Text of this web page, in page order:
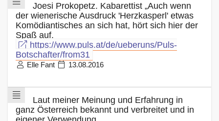
Joesi Prokopetz. Kabarettist „Auch wenn
der wienerische Ausdruck 'Herzkasperl' etwas
Komödiantisches an sich hat, hört sich hier der
Spaß auf.
https://www.puls.at/de/ueberuns/Puls-
Botschafter/from31
Elle Fant 13.08.2016
Laut meiner Meinung und Erfahrung in
ganz Österreich bekannt und verbreitet und in